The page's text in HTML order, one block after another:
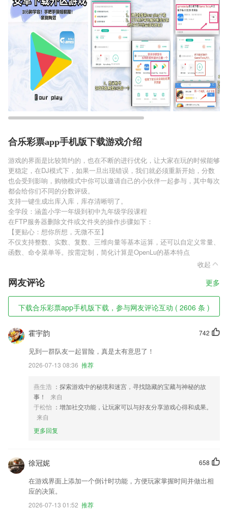
合乐彩票app手机版下载游戏介绍
游戏的界面是比较简约的，也在不断的进行优化，让大家在玩的时候能够
更稳定，在DJ模式下，如果一旦出现错误，我们就必须重新开始，分数
也会受到影响，购物模式中你可以邀请自己的小伙伴一起参与，其中每次
都会给你们不同的分数评级。
支持一键生成出库入库，库存清晰明了。
全学段：涵盖小学一年级到初中九年级学段课程
在FTP服务器删除文件或文件夹的操作步骤如下：
【更贴心：想你所想，无微不至】
不仅支持整数、实数、复数、三维向量等基本运算，还可以自定义常量、
函数、命令菜单等。按需定制，简化计算是OpenLu的基本特点
收起
网友评论 更多
下载合乐彩票app手机版下载，参与网友评论互动 ( 2606 条 )
742
霍宇韵
见到一群队友一起冒险，真是太有意思了！
2026-07-13 08:36 推荐
燕生浩 ：探索游戏中的秘境和迷宫，寻找隐藏的宝藏与神秘的故
事！
来自
于松怡 ：增加社交功能，让玩家可以与好友分享游戏心得和成果。
来自
更多回复
658
徐冠妮
在游戏界面上添加一个倒计时功能，方便玩家掌握时间并做出相
应的决策。
2026-07-13 01:52 推荐